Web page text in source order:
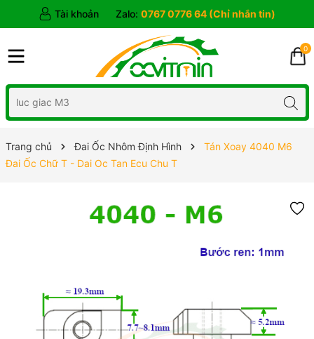
Tài khoản Zalo: 0767 0776 64 (Chỉ nhắn tin)
0
Trang chủ Đai Ốc Nhôm Định Hình
Tán Xoay 4040 M6
Đai Ốc Chữ T - Dai Oc Tan Ecu Chu T